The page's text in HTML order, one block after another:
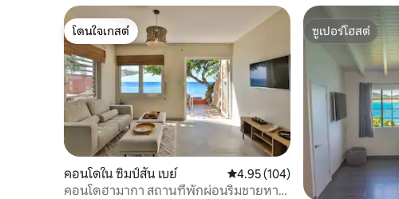
โดนใจเกสต์
โดนใจเกสต์
คอนโดใน ซิมป์สัน เบย์ คะแนนเฉลี่ย 4.95 จาก 5, 104 รีวิว
4.95 (104)
คอนโดฮามากา สถานที่พักผ่อนริมชายหาด
ซูเปอร์โฮสต์
ซูเปอร์โฮสต์